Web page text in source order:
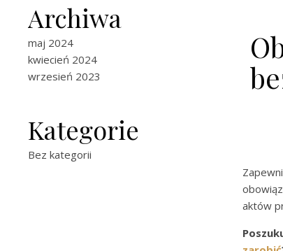
Archiwa
maj 2024
kwiecień 2024
wrzesień 2023
Kategorie
Bez kategorii
aktów